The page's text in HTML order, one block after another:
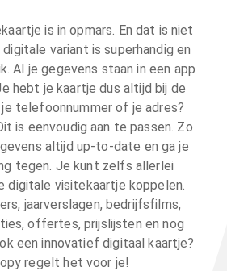
is in opmars. En dat is niet
digitale variant is superhandig en
Al je gegevens staan in een app
hebt je kaartje dus altijd bij de
telefoonnummer of je adres?
is eenvoudig aan te passen. Zo
altijd up-to-date en ga je
tegen. Je kunt zelfs allerlei
digitale visitekaartje koppelen.
jaarverslagen, bedrijfsfilms,
offertes, prijslijsten en nog
een innovatief digitaal kaartje?
regelt het voor je!